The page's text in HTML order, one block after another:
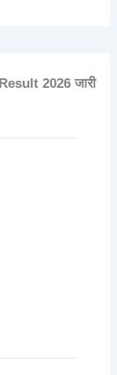
2026 जारी